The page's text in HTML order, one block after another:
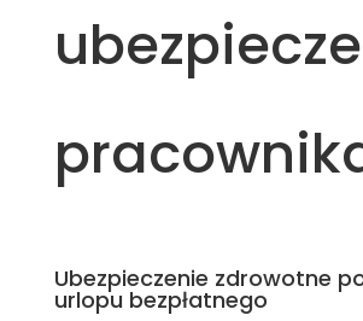
Ubezpieczenie zdrowotne
urlopu bezpłatnego